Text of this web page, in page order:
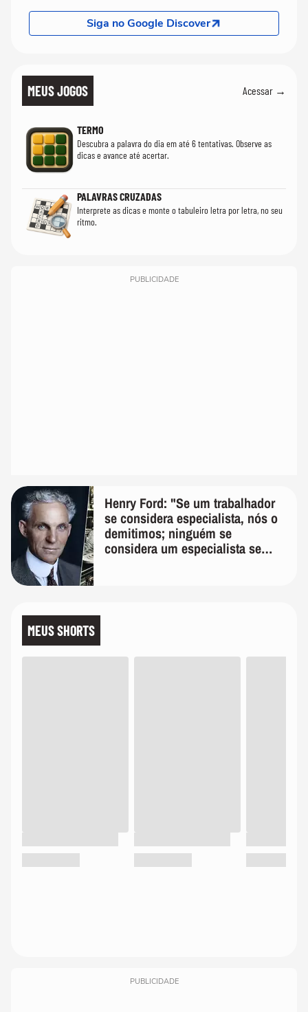
Siga no Google Discover
MEUS JOGOS Acessar →
TERMO
Descubra a palavra do dia em até 6 tentativas. Observe as
dicas e avance até acertar.
PALAVRAS CRUZADAS
Interprete as dicas e monte o tabuleiro letra por letra, no seu
ritmo.
PUBLICIDADE
Henry Ford: "Se um trabalhador
se considera especialista, nós o
demitimos; ninguém se
considera um especialista se
MEUS SHORTS
PUBLICIDADE